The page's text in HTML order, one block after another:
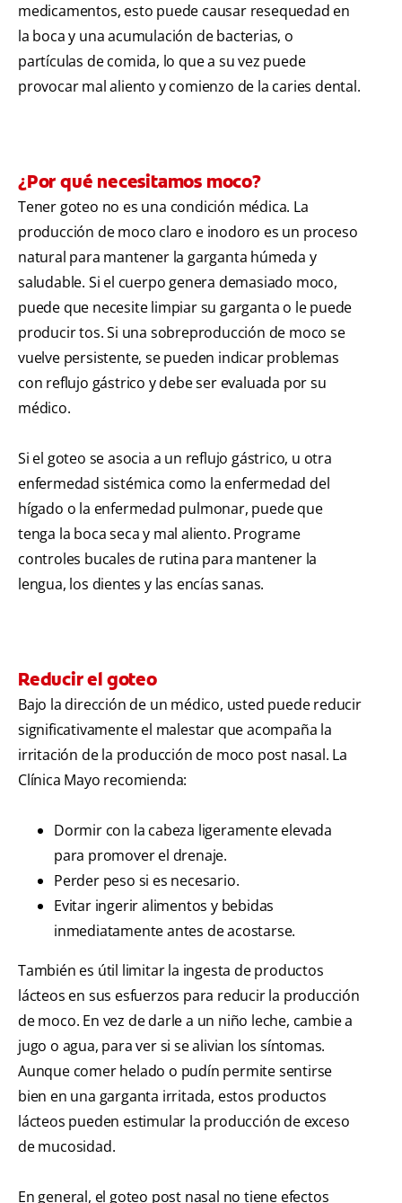
medicamentos, esto puede causar resequedad en
la boca y una acumulación de bacterias, o
partículas de comida, lo que a su vez puede
provocar mal aliento y comienzo de la caries dental.
¿Por qué necesitamos moco?
Tener goteo no es una condición médica. La
producción de moco claro e inodoro es un proceso
natural para mantener la garganta húmeda y
saludable. Si el cuerpo genera demasiado moco,
puede que necesite limpiar su garganta o le puede
producir tos. Si una sobreproducción de moco se
vuelve persistente, se pueden indicar problemas
con reflujo gástrico y debe ser evaluada por su
médico.
Si el goteo se asocia a un reflujo gástrico, u otra
enfermedad sistémica como la enfermedad del
hígado o la enfermedad pulmonar, puede que
tenga la boca seca y mal aliento. Programe
controles bucales de rutina para mantener la
lengua, los dientes y las encías sanas.
Reducir el goteo
Bajo la dirección de un médico, usted puede reducir
significativamente el malestar que acompaña la
irritación de la producción de moco post nasal. La
Clínica Mayo recomienda:
Dormir con la cabeza ligeramente elevada
para promover el drenaje.
Perder peso si es necesario.
Evitar ingerir alimentos y bebidas
inmediatamente antes de acostarse.
También es útil limitar la ingesta de productos
lácteos en sus esfuerzos para reducir la producción
de moco. En vez de darle a un niño leche, cambie a
jugo o agua, para ver si se alivian los síntomas.
Aunque comer helado o pudín permite sentirse
bien en una garganta irritada, estos productos
lácteos pueden estimular la producción de exceso
de mucosidad.
En general, el goteo post nasal no tiene efectos